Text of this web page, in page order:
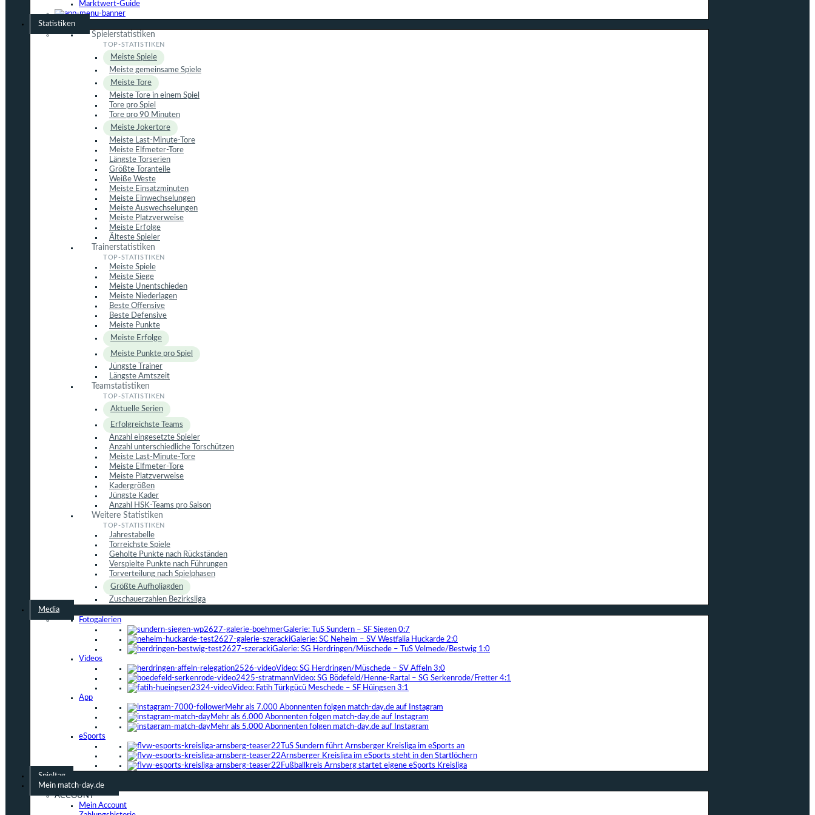
Marktwert-Guide
Statistiken
Spielerstatistiken
Meiste Spiele
Meiste gemeinsame Spiele
Meiste Tore
Meiste Tore in einem Spiel
Tore pro Spiel
Tore pro 90 Minuten
Meiste Jokertore
Meiste Last-Minute-Tore
Meiste Elfmeter-Tore
Längste Torserien
Größte Toranteile
Weiße Weste
Meiste Einsatzminuten
Meiste Einwechselungen
Meiste Auswechselungen
Meiste Platzverweise
Meiste Erfolge
Älteste Spieler
Trainerstatistiken
Meiste Spiele
Meiste Siege
Meiste Unentschieden
Meiste Niederlagen
Beste Offensive
Beste Defensive
Meiste Punkte
Meiste Erfolge
Meiste Punkte pro Spiel
Jüngste Trainer
Längste Amtszeit
Teamstatistiken
Aktuelle Serien
Erfolgreichste Teams
Anzahl eingesetzte Spieler
Anzahl unterschiedliche Torschützen
Meiste Last-Minute-Tore
Meiste Elfmeter-Tore
Meiste Platzverweise
Kadergrößen
Jüngste Kader
Anzahl HSK-Teams pro Saison
Weitere Statistiken
Jahrestabelle
Torreichste Spiele
Geholte Punkte nach Rückständen
Verspielte Punkte nach Führungen
Torverteilung nach Spielphasen
Größte Aufholjagden
Zuschauerzahlen Bezirksliga
Media
Fotogalerien
Galerie: TuS Sundern – SF Siegen 0:7
Galerie: SC Neheim – SV Westfalia Huckarde 2:0
Galerie: SG Herdringen/Müschede – TuS Velmede/Bestwig 1:0
Videos
Video: SG Herdringen/Müschede – SV Affeln 3:0
Video: SG Bödefeld/Henne-Rartal – SG Serkenrode/Fretter 4:1
Video: Fatih Türkgücü Meschede – SF Hüingsen 3:1
App
Mehr als 7.000 Abonnenten folgen match-day.de auf Instagram
Mehr als 6.000 Abonnenten folgen match-day.de auf Instagram
Mehr als 5.000 Abonnenten folgen match-day.de auf Instagram
eSports
TuS Sundern führt Arnsberger Kreisliga im eSports an
Arnsberger Kreisliga im eSports steht in den Startlöchern
Fußballkreis Arnsberg startet eigene eSports Kreisliga
Spieltag
Mein match-day.de
ACCOUNT
Mein Account